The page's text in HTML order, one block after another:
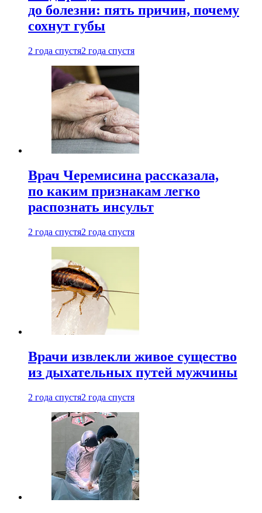
до болезни: пять причин, почему
сохнут губы
2 года спустя2 года спустя
Врач Черемисина рассказала,
по каким признакам легко
распознать инсульт
2 года спустя2 года спустя
Врачи извлекли живое существо
из дыхательных путей мужчины
2 года спустя2 года спустя